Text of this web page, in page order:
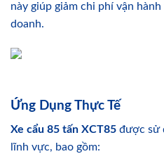
này giúp giảm chi phí vận
doanh.
Ứng Dụng Thực Tế
Xe cẩu 85 tấn XCT85 được sử
lĩnh vực, bao gồm: